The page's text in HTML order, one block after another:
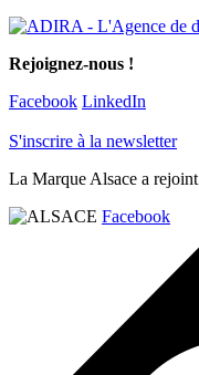
Rejoignez-nous !
Facebook LinkedIn
S'inscrire à la newsletter
La Marque Alsace a rejoint
Facebook